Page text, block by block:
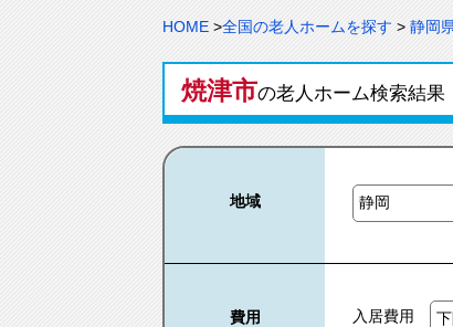
HOME >全国の老人ホームを探す > 静岡
焼津市の老人ホーム検索結果
地域
費用 入居費用